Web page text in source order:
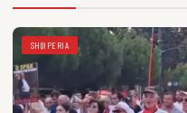
SHQIPERIA